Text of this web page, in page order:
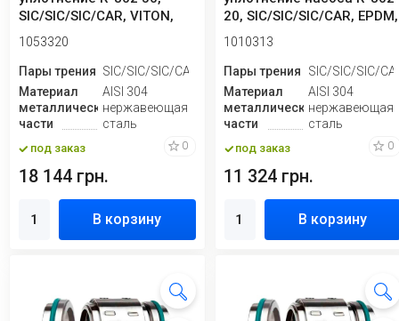
SIC/SIC/SIC/CAR, VITON,
304
1053320
Пары трения SIC/SIC/SIC/CAR
Материал
металлической
части
AISI 304
нержавеющая
сталь
под заказ 0
18 144 грн.
В корзину
20, SIC/SIC/SIC/CAR, EPDM,
304
1010313
Пары трения
SIC/SIC/SIC/
Материал
металлической
части
AISI 304
нержавеющая
сталь
под заказ 0
11 324 грн.
В корзину